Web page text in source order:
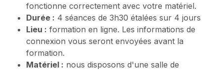
fonctionne correctement avec votre matériel.
Durée : 4 séances de 3h30 étalées sur 4 jours
Lieu : formation en ligne. Les informations de
connexion vous seront envoyées avant la
formation.
Matériel : nous disposons d'une salle de